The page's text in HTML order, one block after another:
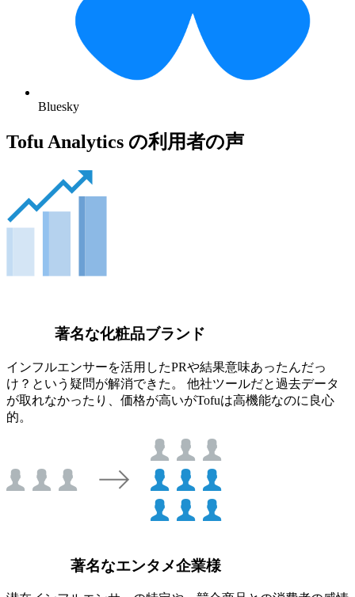
Bluesky
Tofu Analytics の利用者の声
著名な化粧品ブランド
インフルエンサーを活用したPRや結果意味あったんだっ
け？という疑問が解消できた。 他社ツールだと過去データ
が取れなかったり、価格が高いがTofuは高機能なのに良心
的。
著名なエンタメ企業様